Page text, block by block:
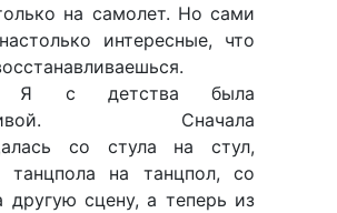
на самолет. Но сами
интересные, что
Я с детства была
Сначала
со стула на стул,
на танцпол, со
другую сцену, а теперь из